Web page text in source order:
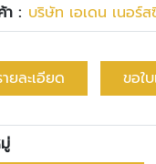
า : บริษัท เอเดน เนอร์
ยละเอียด ขอใ